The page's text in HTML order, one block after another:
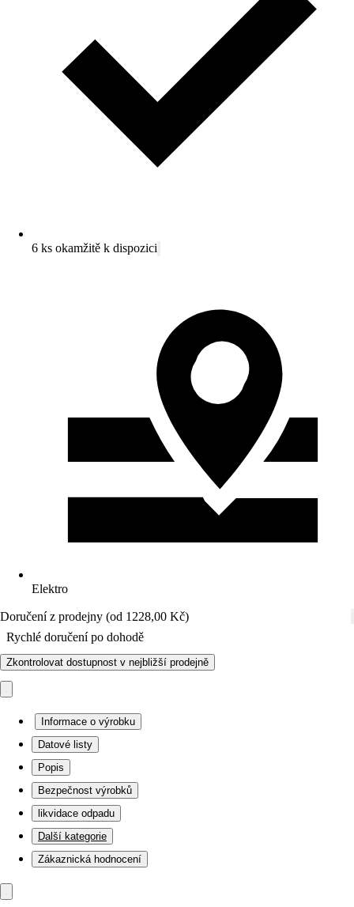
6 ks okamžitě k dispozici
Elektro
Doručení z prodejny (od 1228,00 Kč)
Rychlé doručení po dohodě
Zkontrolovat dostupnost v nejbližší prodejně
Informace o výrobku
Datové listy
Popis
Bezpečnost výrobků
likvidace odpadu
Další kategorie
Zákaznická hodnocení